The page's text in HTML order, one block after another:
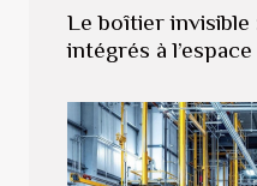
Le boîtier invisible
intégrés à